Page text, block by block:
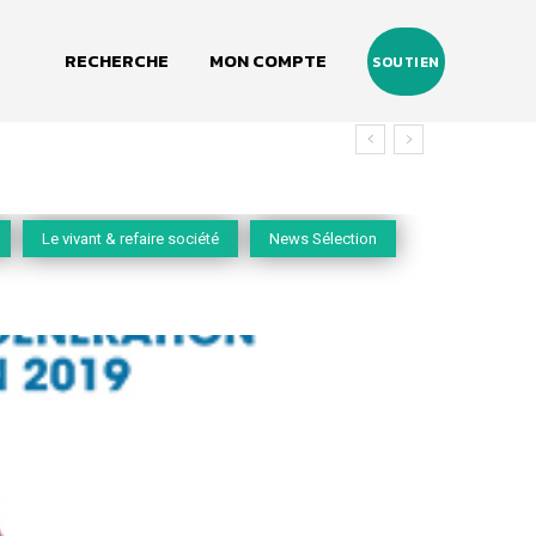
RECHERCHE MON COMPTE SOUTIEN
Le vivant & refaire société News Sélection